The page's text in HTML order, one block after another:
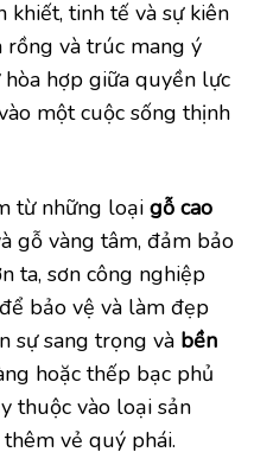
khiết, tinh tế và sự kiên
rồng và trúc mang ý
hòa hợp giữa quyền lực
một cuộc sống thịnh
từ những loại gỗ cao
gỗ vàng tâm, đảm bảo
ta, sơn công nghiệp
bảo vệ và làm đẹp
sự sang trọng và bền
hoặc thếp bạc phủ
thuộc vào loại sản
thêm vẻ quý phái.